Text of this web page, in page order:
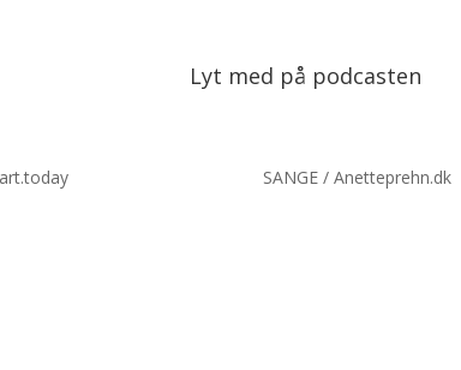
Lyt med på podcasten
SANGE / Anetteprehn.dk